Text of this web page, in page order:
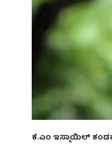
ಕೆ.ಎಂ ಇಸ್ಮಾಯಿಲ್